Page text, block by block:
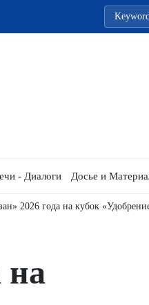
- Диалоги Досье и
2026 года на кубок
на